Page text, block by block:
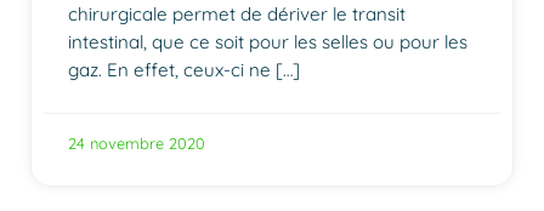
chirurgicale permet de dériver le transit
intestinal, que ce soit pour les selles ou pour les
gaz. En effet, ceux-ci ne […]
24 novembre 2020